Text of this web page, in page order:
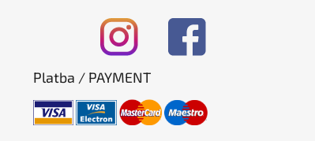
Platba / PAYMENT